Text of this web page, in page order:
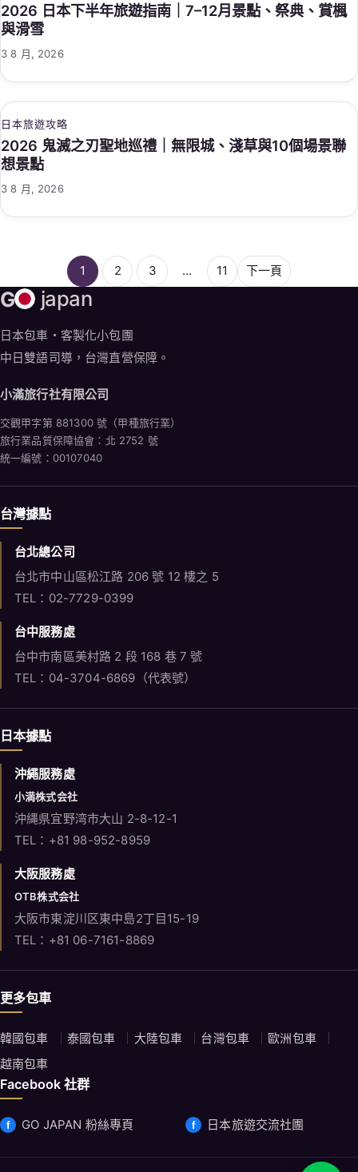
2026 日本下半年旅遊指南｜7–12月景點、祭典、賞楓
與滑雪
3 8 月, 2026
日本旅遊攻略
2026 鬼滅之刃聖地巡禮｜無限城、淺草與10個場景聯
想景點
3 8 月, 2026
1 2 3 … 11 下一頁
G japan
日本包車・客製化小包團
中日雙語司導，台灣直營保障。
小滿旅行社有限公司
交觀甲字第 881300 號（甲種旅行業）
旅行業品質保障協會：北 2752 號
統一編號：00107040
台灣據點
台北總公司
台北市中山區松江路 206 號 12 樓之 5
TEL：02-7729-0399
台中服務處
台中市南區美村路 2 段 168 巷 7 號
TEL：04-3704-6869（代表號）
日本據點
沖繩服務處
小満株式会社
沖縄県宜野湾市大山 2-8-12-1
TEL：+81 98-952-8959
大阪服務處
OTB株式会社
大阪市東淀川区東中島2丁目15-19
TEL：+81 06-7161-8869
更多包車
韓國包車 泰國包車 大陸包車 台灣包車
歐洲包車
越南包車
Facebook 社群
GO JAPAN 粉絲專頁 日本旅遊交流社團